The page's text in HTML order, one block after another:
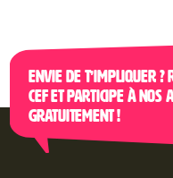
Envie de t’impliquer ?
CEF et participe à nos
gratuitement !